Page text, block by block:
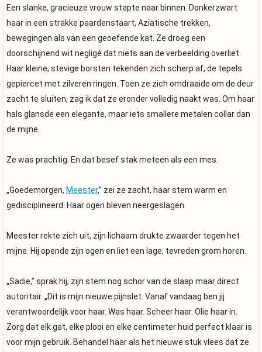
Een slanke, gracieuze vrouw stapte naar binnen. Donkerzwart
haar in een strakke paardenstaart, Aziatische trekken,
bewegingen als van een geoefende kat. Ze droeg een
doorschijnend wit negligé dat niets aan de verbeelding overliet.
Haar kleine, stevige borsten tekenden zich scherp af, de tepels
gepiercet met zilveren ringen. Toen ze zich omdraaide om de deur
zacht te sluiten, zag ik dat ze eronder volledig naakt was. Om haar
hals glansde een elegante, maar iets smallere metalen collar dan
de mijne.
Ze was prachtig. En dat besef stak meteen als een mes.
„Goedemorgen, Meester,” zei ze zacht, haar stem warm en
gedisciplineerd. Haar ogen bleven neergeslagen.
Meester rekte zich uit, zijn lichaam drukte zwaarder tegen het
mijne. Hij opende zijn ogen en liet een lage, tevreden grom horen.
„Sadie,” sprak hij, zijn stem nog schor van de slaap maar direct
autoritair. „Dit is mijn nieuwe pijnslet. Vanaf vandaag ben jij
verantwoordelijk voor haar. Was haar. Scheer haar. Olie haar in.
Zorg dat elk gat, elke plooi en elke centimeter huid perfect klaar is
voor mijn gebruik. Behandel haar als het nieuwe stuk vlees dat ze